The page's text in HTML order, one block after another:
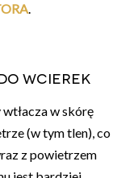
.
wcierek
w skórę
(w tym tlen), co
z powietrzem